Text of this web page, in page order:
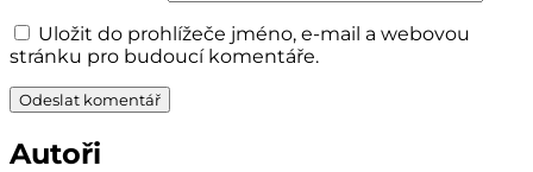
Uložit do prohlížeče jméno, e-mail a webovou
stránku pro budoucí komentáře.
Autoři